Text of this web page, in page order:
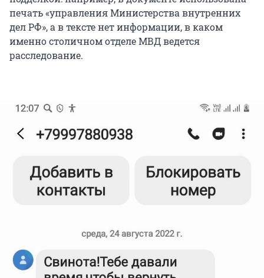
печать «управления Министерства внутренних
дел РФ», а в тексте нет информации, в каком
именно столичном отделе МВД ведется
расследование.